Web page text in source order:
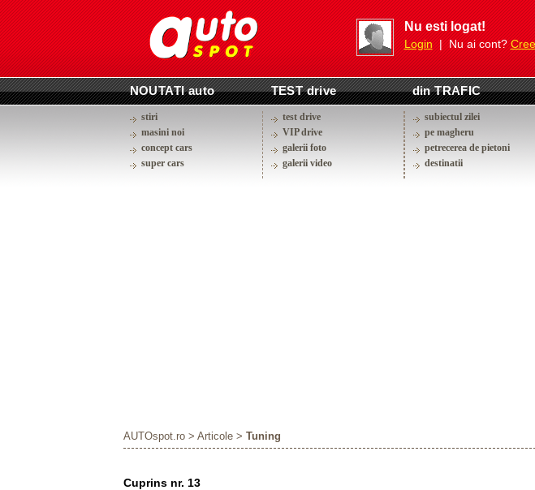
Nu esti logat!
Login| Nu ai cont?
NOUTATI auto TEST drive din TRAFIC
stiri
masini noi
concept cars
super cars
test drive
VIP drive
galerii foto
galerii video
subiectul zilei
pe magheru
petrecerea de pietoni
destinatii
AUTOspot.ro > Articole > Tuning
Cuprins nr. 13